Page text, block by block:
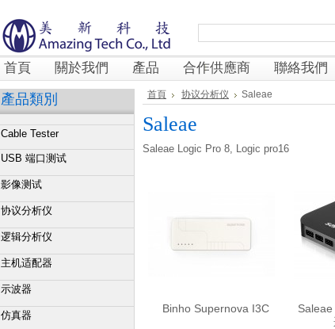
首頁 關於我們 產品 合作供應商 聯絡我們
產品類別
Cable Tester
USB 端口测试
影像测试
协议分析仪
逻辑分析仪
主机适配器
示波器
仿真器
首頁 协议分析仪 Saleae
Saleae
Saleae Logic Pro 8, Logic pro16
Binho Supernova I3C